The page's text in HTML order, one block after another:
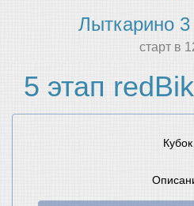
Лыткарино 3
cтарт в
5 этап
Кубок